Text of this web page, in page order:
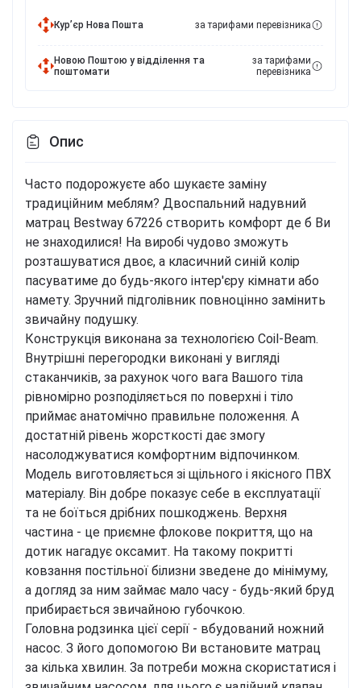
Курʼєр Нова Пошта за тарифами перевізника
Новою Поштою у відділення та
поштомати
за тарифами
перевізника
Опис
Часто подорожуєте або шукаєте заміну
традиційним меблям? Двоспальний надувний
матрац Bestway 67226 створить комфорт де б Ви
не знаходилися! На виробі чудово зможуть
розташуватися двоє, а класичний синій колір
пасуватиме до будь-якого інтер'єру кімнати або
намету. Зручний підголівник повноцінно замінить
звичайну подушку.
Конструкція виконана за технологією Coil-Beam.
Внутрішні перегородки виконані у вигляді
стаканчиків, за рахунок чого вага Вашого тіла
рівномірно розподіляється по поверхні і тіло
приймає анатомічно правильне положення. А
достатній рівень жорсткості дає змогу
насолоджуватися комфортним відпочинком.
Модель виготовляється зі щільного і якісного ПВХ
матеріалу. Він добре показує себе в експлуатації
та не боїться дрібних пошкоджень. Верхня
частина - це приємне флокове покриття, що на
дотик нагадує оксамит. На такому покритті
ковзання постільної білизни зведене до мінімуму,
а догляд за ним займає мало часу - будь-який бруд
прибирається звичайною губочкою.
Головна родзинка цієї серії - вбудований ножний
насос. З його допомогою Ви встановите матрац
за кілька хвилин. За потреби можна скористатися і